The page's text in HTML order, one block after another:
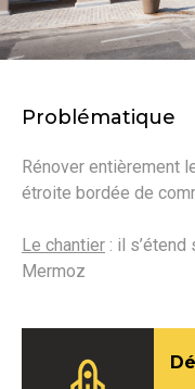
Problématique
Rénover entièrement
étroite bordée de
Le chantier : il s’étend
Mermoz